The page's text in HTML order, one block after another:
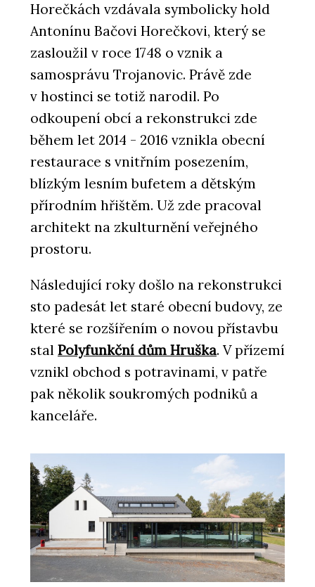
Horečkách vzdávala symbolicky hold
Antonínu Bačovi Horečkovi, který se
zasloužil v roce 1748 o vznik a
samosprávu Trojanovic. Právě zde
v hostinci se totiž narodil. Po
odkoupení obcí a rekonstrukci zde
během let 2014 - 2016 vznikla obecní
restaurace s vnitřním posezením,
blízkým lesním bufetem a dětským
přírodním hřištěm. Už zde pracoval
architekt na zkulturnění veřejného
prostoru.
Následující roky došlo na rekonstrukci
sto padesát let staré obecní budovy, ze
které se rozšířením o novou přístavbu
stal Polyfunkční dům Hruška. V přízemí
vznikl obchod s potravinami, v patře
pak několik soukromých podniků a
kanceláře.